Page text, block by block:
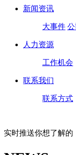
新闻资讯
大事件
人力资源
工作机会
联系我们
联系方式
实时推送你想了解的